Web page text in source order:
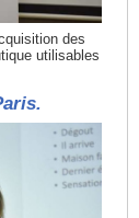
des
utilisables